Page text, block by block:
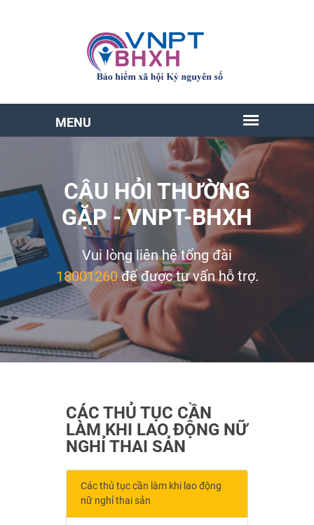
CÂU HỎI THƯỜNG
GẶP - VNPT-BHXH
Vui lòng liên hệ tổng đài
18001260để được tư vấn hỗ trợ.
CÁC THỦ TỤC CẦN
LÀM KHI LAO ĐỘNG NỮ
NGHỈ THAI SẢN
Các thủ tục cần làm khi lao động
nữ nghỉ thai sản